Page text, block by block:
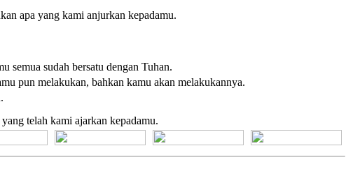
apa yang kami anjurkan kepadamu.
semua sudah bersatu dengan Tuhan.
pun melakukan, bahkan kamu akan melakukannya.
telah kami ajarkan kepadamu.